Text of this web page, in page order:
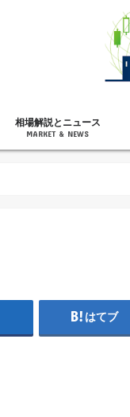
相場解説とニュース
MARKET & NEWS
はてブ